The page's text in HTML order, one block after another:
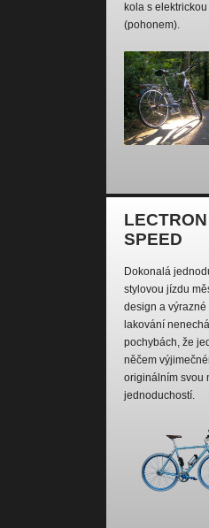
kola s
(pohonem).
SPEED
Dokonalá
stylovou jízdu
design a výrazné
lakování
pochybách, že
něčem
originálním svou
jednoduchostí.